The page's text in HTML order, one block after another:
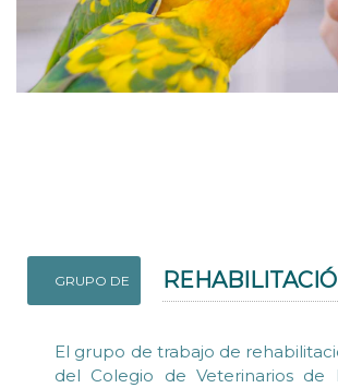
GRUPO DE
El grupo de trabajo de
del Colegio de Veterinarios de